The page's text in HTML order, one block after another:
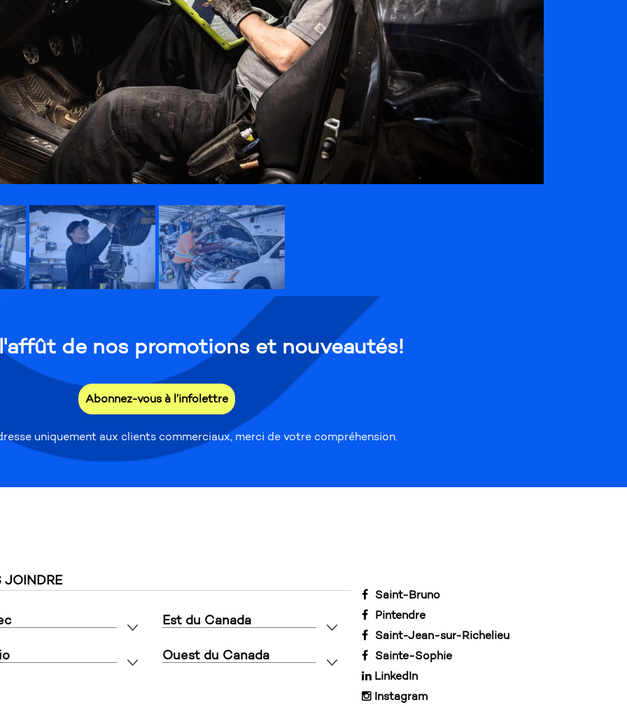
de nos promotions et nouveautés!
Abonnez-vous à l’infolettre
uniquement aux clients commerciaux, merci de votre compréhension.
JOINDRE
Est du Canada
Ouest du Canada
Saint-Bruno
Pintendre
Saint-Jean-sur-Richelieu
Sainte-Sophie
LinkedIn
Instagram